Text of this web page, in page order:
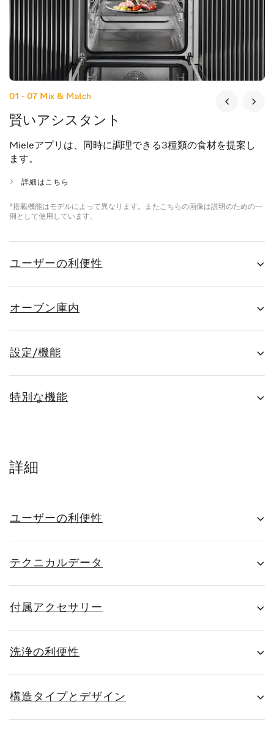
01 - 07 Mix & Match
賢いアシスタント
Mieleアプリは、同時に調理できる3種類の食材を提案し
ます。
詳細はこちら
*搭載機能はモデルによって異なります。またこちらの画像は説明のための一
例として使用しています。
ユーザーの利便性
オーブン庫内
設定/機能
特別な機能
詳細
ユーザーの利便性
テクニカルデータ
付属アクセサリー
洗浄の利便性
構造タイプとデザイン